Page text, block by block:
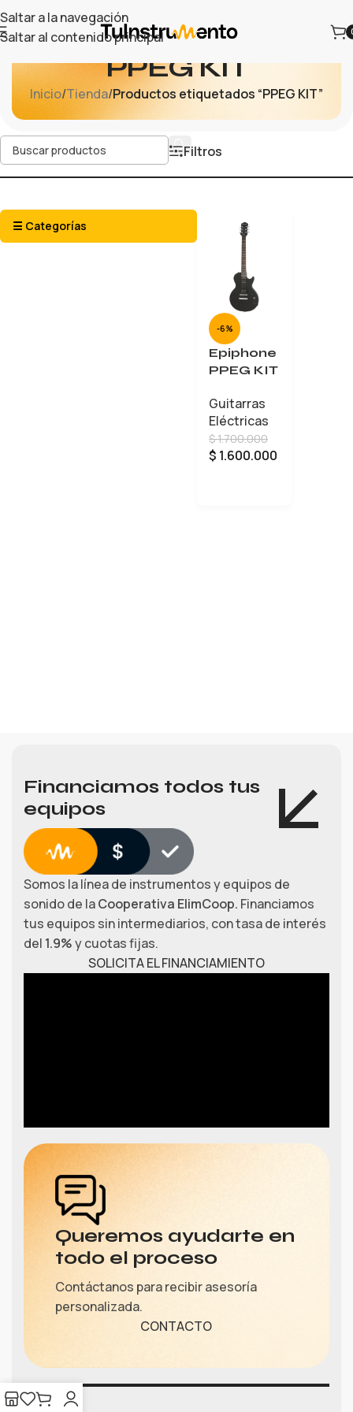
Saltar a la navegación
Saltar al contenido principal
PPEG KIT
Inicio/Tienda/Productos etiquetados “PPEG KIT”
Filtros
☰ Categorías
-6%
Epiphone
PPEG KIT
Guitarras
Eléctricas
$1.700.000
$ 1.600.000
Financiamos todos tus
equipos
Somos la línea de instrumentos y equipos de
sonido de laCooperativa ElimCoop. Financiamos
tus equipos sin intermediarios, con tasa de interés
del 1.9%y cuotas fijas.
SOLICITA EL FINANCIAMIENTO
Queremos ayudarte en
todo el proceso
Contáctanos para recibir asesoría
personalizada.
CONTACTO